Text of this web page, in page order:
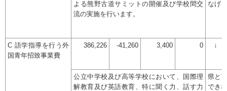
よる熊野古道サミットの開催及び学校間交
流の実施を行います。
なげ
C 語学指導を行う外
国青年招致事業費
386,226 -41,260 3,400 0 ↓
公立中学校及び高等学校において、国際理
解教育及び英語教育、特に聞く力、話す力
県と
でき